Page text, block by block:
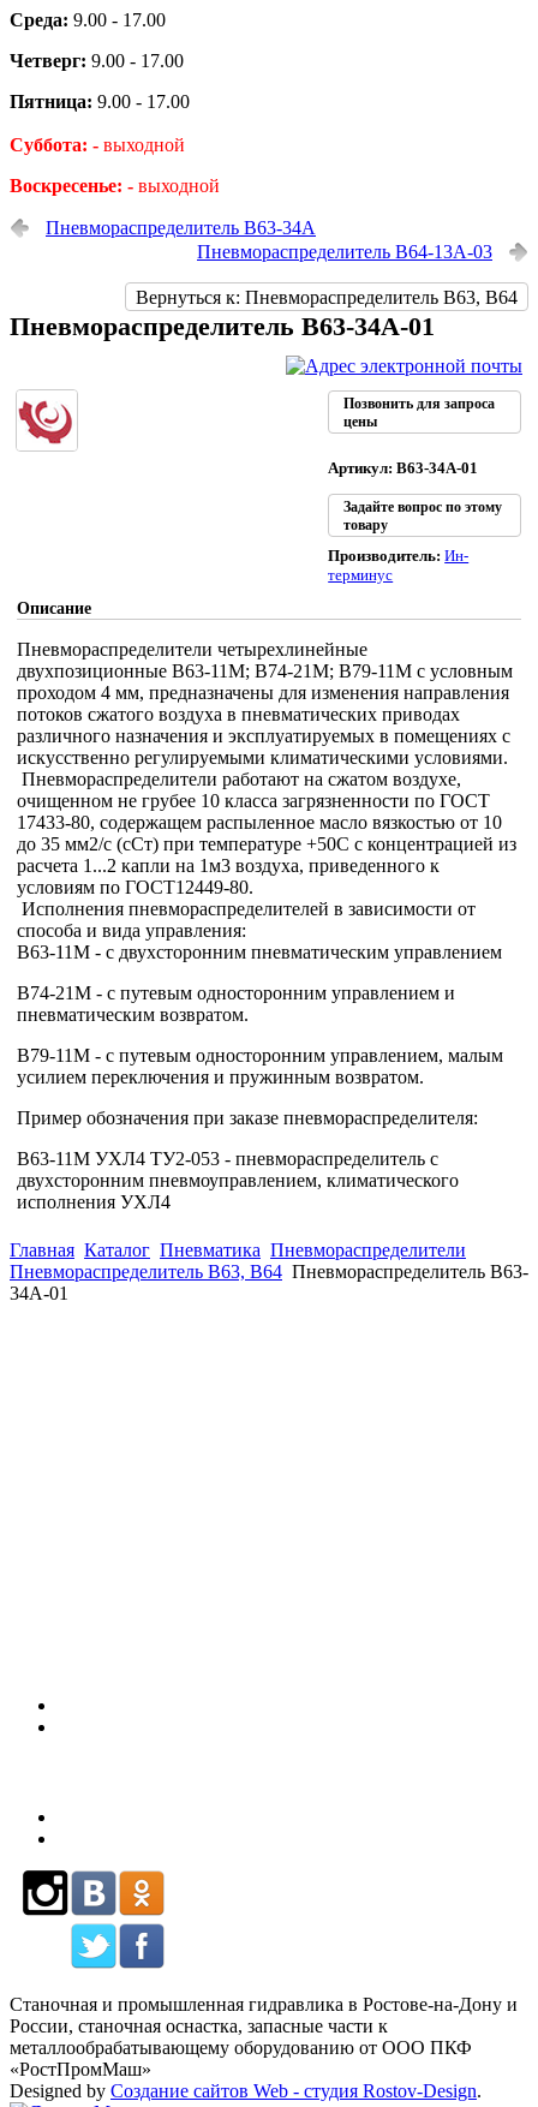
Среда: 9.00 - 17.00
Четверг: 9.00 - 17.00
Пятница: 9.00 - 17.00
Суббота: - выходной
Воскресенье: - выходной
Пневмораспределитель В63-34А
Пневмораспределитель В64-13А-03
Вернуться к: Пневмораспределитель В63, В64
Пневмораспределитель В63-34А-01
Позвонить для запроса
цены
Артикул: В63-34А-01
Задайте вопрос по этому
товару
Производитель:Ин-
терминус
Описание
Пневмораспределители четырехлинейные
двухпозиционные В63-11М; В74-21М; В79-11М с условным
проходом 4 мм, предназначены для изменения направления
потоков сжатого воздуха в пневматических приводах
различного назначения и эксплуатируемых в помещениях с
искусственно регулируемыми климатическими условиями.
Пневмораспределители работают на сжатом воздухе,
очищенном не грубее 10 класса загрязненности по ГОСТ
17433-80, содержащем распыленное масло вязкостью от 10
до 35 мм2/с (сСт) при температуре +50С с концентрацией из
расчета 1...2 капли на 1м3 воздуха, приведенного к
условиям по ГОСТ12449-80.
Исполнения пневмораспределителей в зависимости от
способа и вида управления:
В63-11М - с двухсторонним пневматическим управлением
В74-21М - с путевым односторонним управлением и
пневматическим возвратом.
В79-11М - с путевым односторонним управлением, малым
усилием переключения и пружинным возвратом.
Пример обозначения при заказе пневмораспределителя:
В63-11М УХЛ4 ТУ2-053 - пневмораспределитель с
двухсторонним пневмоуправлением, климатического
исполнения УХЛ4
Главная Каталог Пневматика Пневмораспределители
Пневмораспределитель В63, В64 Пневмораспределитель В63-
34А-01
Станочная и промышленная гидравлика в Ростове-на-Дону и
России, станочная оснастка, запасные части к
металлообрабатывающему оборудованию от ООО ПКФ
«РостПромМаш»
Designed by Создание сайтов Web - студия Rostov-Design.